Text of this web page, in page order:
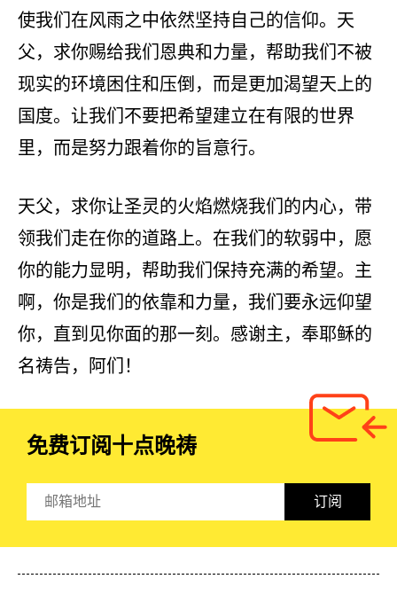
使我们在风雨之中依然坚持自己的信仰。天
父，求你赐给我们恩典和力量，帮助我们不被
现实的环境困住和压倒，而是更加渴望天上的
国度。让我们不要把希望建立在有限的世界
里，而是努力跟着你的旨意行。
天父，求你让圣灵的火焰燃烧我们的内心，带
领我们走在你的道路上。在我们的软弱中，愿
你的能力显明，帮助我们保持充满的希望。主
啊，你是我们的依靠和力量，我们要永远仰望
你，直到见你面的那一刻。感谢主，奉耶稣的
名祷告，阿们！
免费订阅十点晚祷
订阅